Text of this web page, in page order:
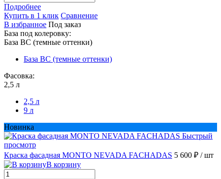
Подробнее
Купить в 1 клик Сравнение
В избранное Под заказ
База под колеровку:
База BС (темные оттенки)
База BС (темные оттенки)
Фасовка:
2,5 л
2,5 л
9 л
Новинка
Быстрый
просмотр
Краска фасадная MONTO NEVADA FACHADAS 5 600 ₽ / шт
В корзину